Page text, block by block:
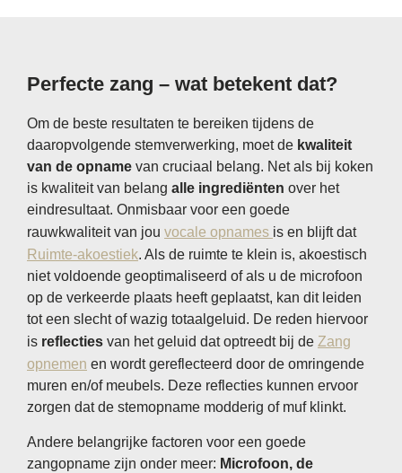
Perfecte zang – wat betekent dat?
Om de beste resultaten te bereiken tijdens de
daaropvolgende stemverwerking, moet de kwaliteit
van de opname van cruciaal belang. Net als bij koken
is kwaliteit van belang alle ingrediënten over het
eindresultaat. Onmisbaar voor een goede
rauwkwaliteit van jou vocale opnames is en blijft dat
Ruimte-akoestiek. Als de ruimte te klein is, akoestisch
niet voldoende geoptimaliseerd of als u de microfoon
op de verkeerde plaats heeft geplaatst, kan dit leiden
tot een slecht of wazig totaalgeluid. De reden hiervoor
is reflecties van het geluid dat optreedt bij de Zang
opnemen en wordt gereflecteerd door de omringende
muren en/of meubels. Deze reflecties kunnen ervoor
zorgen dat de stemopname modderig of muf klinkt.
Andere belangrijke factoren voor een goede
zangopname zijn onder meer: Microfoon, de